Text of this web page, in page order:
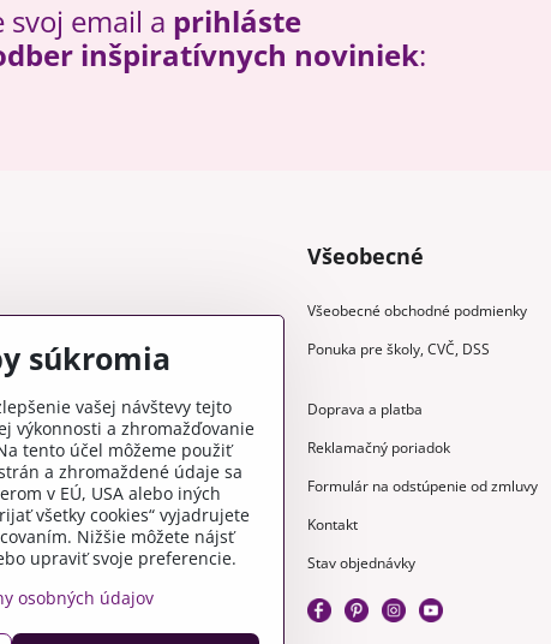
svoj email a prihláste
inšpiratívnych noviniek:
Všeobecné
Všeobecné obchodné podmienky
Ponuka pre školy, CVČ, DSS
Doprava a platba
Reklamačný poriadok
Formulár na odstúpenie od zmluvy
Kontakt
Stav objednávky
súkromia
vašej návštevy tejto
výkonnosti a zhromažďovanie
tento účel môžeme použiť
a zhromaždené údaje sa
v EÚ, USA alebo iných
všetky cookies“ vyjadrujete
Nižšie môžete nájsť
upraviť svoje preferencie.
osobných údajov